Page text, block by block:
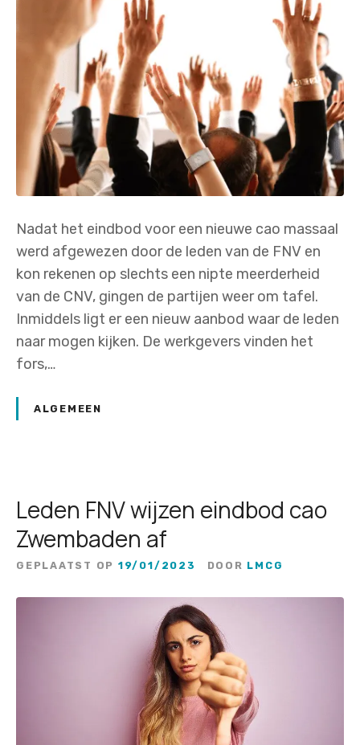
Nadat het eindbod voor een nieuwe cao massaal
werd afgewezen door de leden van de FNV en
kon rekenen op slechts een nipte meerderheid
van de CNV, gingen de partijen weer om tafel.
Inmiddels ligt er een nieuw aanbod waar de leden
naar mogen kijken. De werkgevers vinden het
fors,…
ALGEMEEN
Leden FNV wijzen eindbod cao
Zwembaden af
GEPLAATST OP 19/01/2023 DOOR LMCG